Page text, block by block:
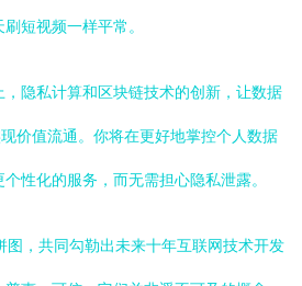
短视频一样平常。
隐私计算和区块链技术的创新，让数据
价值流通。你将在更好地掌控个人数据
性化的服务，而无需担心隐私泄露。
图，共同勾勒出未来十年互联网技术开发